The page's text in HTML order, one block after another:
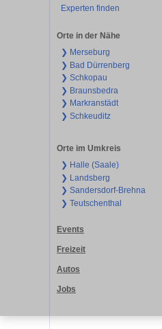
Experten finden
Orte in der Nähe
❯ Merseburg
❯ Bad Dürrenberg
❯ Schkopau
❯ Braunsbedra
❯ Markranstädt
❯ Schkeuditz
Orte im Umkreis
❯ Halle (Saale)
❯ Landsberg
❯ Sandersdorf-Brehna
❯ Teutschenthal
Events
Freizeit
Autos
Jobs